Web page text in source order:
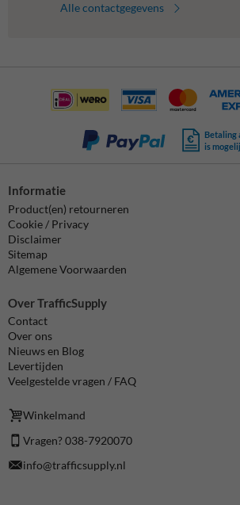
Alle contactgegevens
Betaling
is
Informatie
Product(en) retourneren
Cookie / Privacy
Disclaimer
Sitemap
Algemene Voorwaarden
Over TrafficSupply
Contact
Over ons
Nieuws en Blog
Levertijden
Veelgestelde vragen / FAQ
Winkelmand
Vragen? 038-7920070
info@trafficsupply.nl